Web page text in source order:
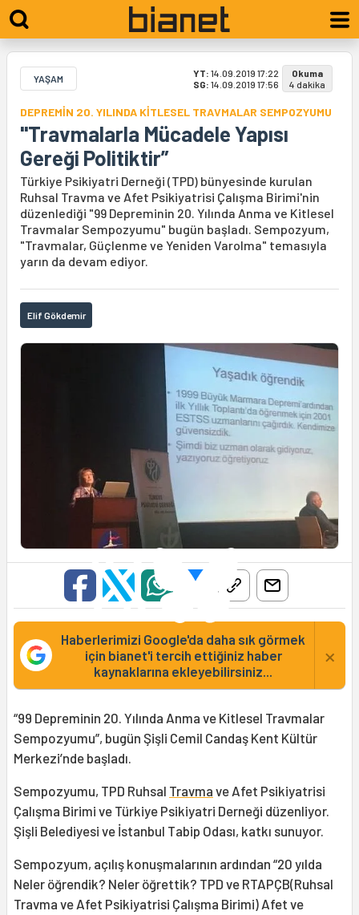
YAŞAM YT: 14.09.2019 17:22
SG: 14.09.2019 17:56
Okuma
4 dakika
DEPREMİN 20. YILINDA KİTLESEL TRAVMALAR SEMPOZYUMU
"Travmalarla Mücadele Yapısı
Gereği Politiktir”
Türkiye Psikiyatri Derneği (TPD) bünyesinde kurulan
Ruhsal Travma ve Afet Psikiyatrisi Çalışma Birimi'nin
düzenlediği "99 Depreminin 20. Yılında Anma ve Kitlesel
Travmalar Sempozyumu" bugün başladı. Sempozyum,
"Travmalar, Güçlenme ve Yeniden Varolma" temasıyla
yarın da devam ediyor.
Elif Gökdemir
Haberlerimizi Google'da daha sık görmek
için bianet'i tercih ettiğiniz haber
kaynaklarına ekleyebilirsiniz...
×
“99 Depreminin 20. Yılında Anma ve Kitlesel Travmalar
Sempozyumu”, bugün Şişli Cemil Candaş Kent Kültür
Merkezi’nde başladı.
Sempozyumu, TPD Ruhsal Travma ve Afet Psikiyatrisi
Çalışma Birimi ve Türkiye Psikiyatri Derneği düzenliyor.
Şişli Belediyesi ve İstanbul Tabip Odası, katkı sunuyor.
Sempozyum, açılış konuşmalarının ardından “20 yılda
Neler öğrendik? Neler öğrettik? TPD ve RTAPÇB(Ruhsal
Travma ve Afet Psikiyatrisi Çalışma Birimi) Afet ve